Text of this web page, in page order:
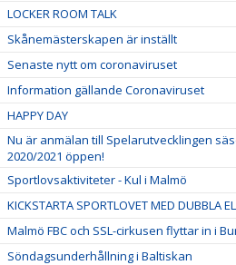
LOCKER ROOM TALK
Skånemästerskapen är inställt
Senaste nytt om coronaviruset
Information gällande Coronaviruset
HAPPY DAY
Nu är anmälan till Spelarutvecklingen
2020/2021 öppen!
Sportlovsaktiviteter - Kul i Malmö
KICKSTARTA SPORTLOVET MED DUBBLA
Malmö FBC och SSL-cirkusen flyttar in i
Söndagsunderhållning i Baltiskan